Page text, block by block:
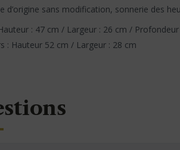
d’origine sans modification, sonnerie des
: 47 cm / Largeur : 26 cm /
: Hauteur 52 cm / Largeur : 28 cm